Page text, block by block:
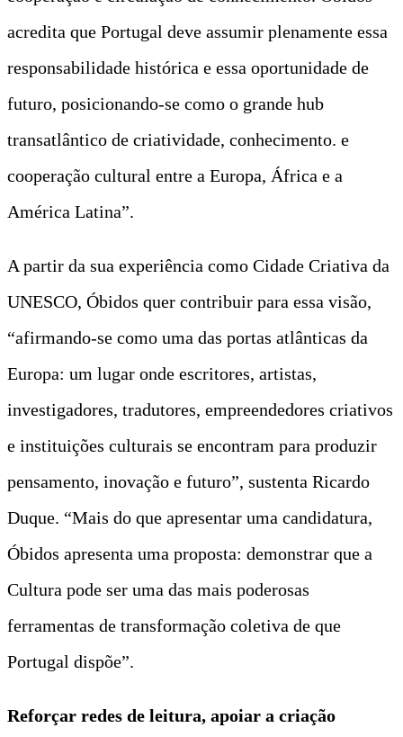
acredita que Portugal deve assumir plenamente essa
responsabilidade histórica e essa oportunidade de
futuro, posicionando-se como o grande hub
transatlântico de criatividade, conhecimento. e
cooperação cultural entre a Europa, África e a
América Latina”.
A partir da sua experiência como Cidade Criativa da
UNESCO, Óbidos quer contribuir para essa visão,
“afirmando-se como uma das portas atlânticas da
Europa: um lugar onde escritores, artistas,
investigadores, tradutores, empreendedores criativos
e instituições culturais se encontram para produzir
pensamento, inovação e futuro”, sustenta Ricardo
Duque. “Mais do que apresentar uma candidatura,
Óbidos apresenta uma proposta: demonstrar que a
Cultura pode ser uma das mais poderosas
ferramentas de transformação coletiva de que
Portugal dispõe”.
Reforçar redes de leitura, apoiar a criação